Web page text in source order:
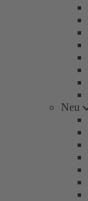
Neu